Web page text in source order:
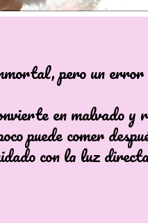
pero un error en
en malvado y
comer
con la luz